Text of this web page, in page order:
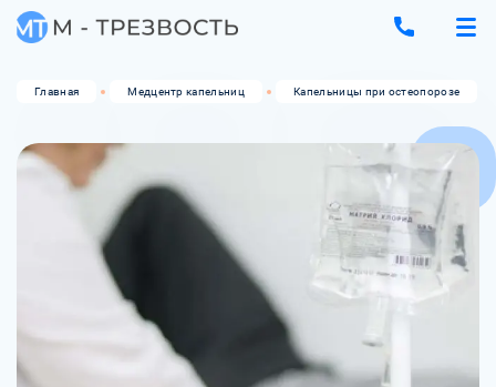
Главная Медцентр капельниц Капельницы при остеопорозе